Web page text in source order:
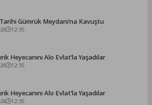
Gümrük Meydanı’na Kavuştu
12:35
Heyecanını Alo Evlat’la Yaşadılar
12:35
Heyecanını Alo Evlat’la Yaşadılar
12:35